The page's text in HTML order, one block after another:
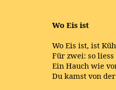
Wo Eis ist
Wo Eis ist, ist
Für zwei: so
Ein Hauch wie
Du kamst von der